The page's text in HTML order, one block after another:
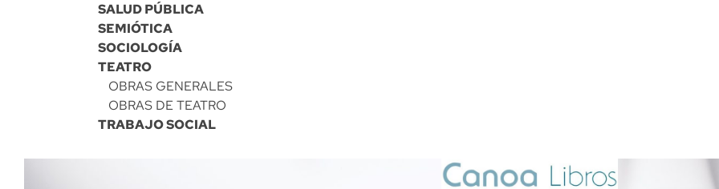
SALUD PÚBLICA
SEMIÓTICA
SOCIOLOGÍA
TEATRO
OBRAS GENERALES
OBRAS DE TEATRO
TRABAJO SOCIAL